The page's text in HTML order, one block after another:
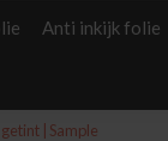
Anti inkijk folie
| Sample